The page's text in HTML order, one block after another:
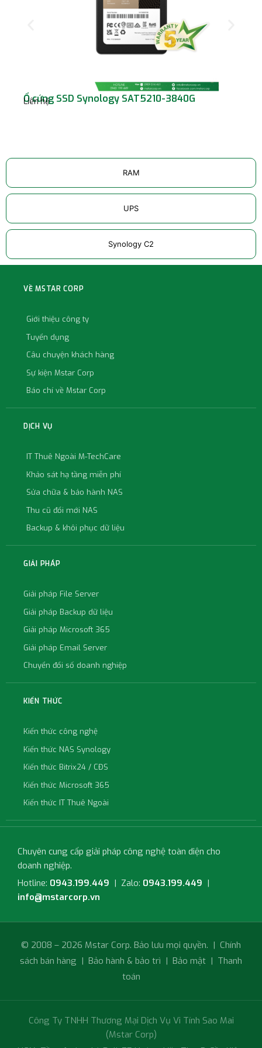
RAM
UPS
Synology C2
Ổ cứng SSD Synology SAT5210-3840G
Liên hệ
VỀ MSTAR CORP
Giới thiệu công ty
Tuyển dụng
Câu chuyện khách hàng
Sự kiện Mstar Corp
Báo chí về Mstar Corp
DỊCH VỤ
IT Thuê Ngoài M-TechCare
Khảo sát hạ tầng miễn phí
Sửa chữa & bảo hành NAS
Thu cũ đổi mới NAS
Backup & khôi phục dữ liệu
GIẢI PHÁP
Giải pháp File Server
Giải pháp Backup dữ liệu
Giải pháp Microsoft 365
Giải pháp Email Server
Chuyển đổi số doanh nghiệp
KIẾN THỨC
Kiến thức công nghệ
Kiến thức NAS Synology
Kiến thức Bitrix24 / CĐS
Kiến thức Microsoft 365
Kiến thức IT Thuê Ngoài
Chuyên cung cấp giải pháp công nghệ toàn diện cho
doanh nghiệp.
Hotline: 0943.199.449 | Zalo: 0943.199.449 |
info@mstarcorp.vn
© 2008 – 2026 Mstar Corp. Bảo lưu mọi quyền. | Chính
sách bán hàng | Bảo hành & bảo trì | Bảo mật | Thanh
toán
Công Ty TNHH Thương Mại Dịch Vụ Vi Tính Sao Mai
(Mstar Corp)